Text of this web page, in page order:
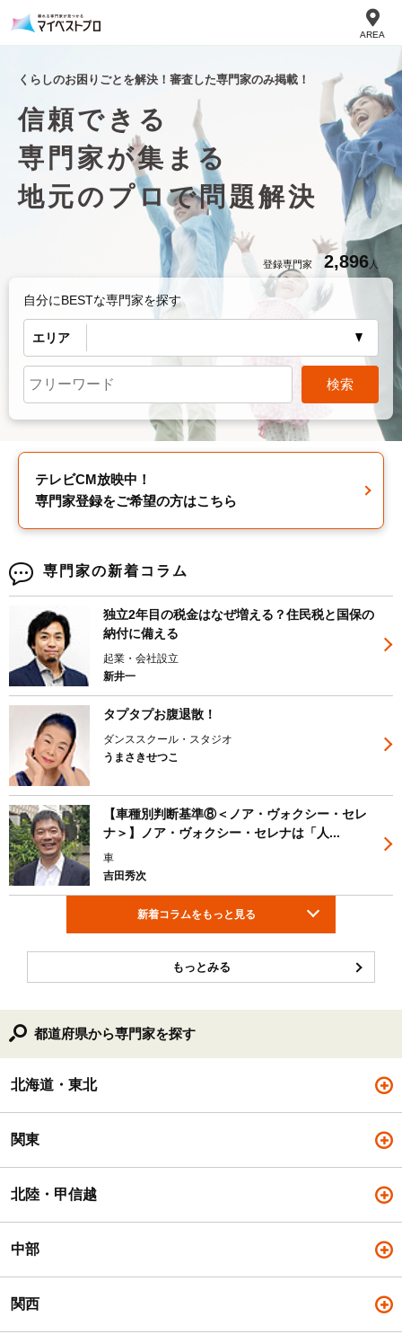
AREA
くらしのお困りごとを解決！審査した専門家のみ掲載！
信頼できる
専門家が集まる
地元のプロで問題解決
自分にBESTな専門家を探す
登録専門家 2,896 人
エリア
テレビCM放映中！
専門家登録をご希望の方はこちら
専門家の新着コラム
独立2年目の税金はなぜ増える？住民税と国保の
納付に備える
起業・会社設立
新井一
タプタプお腹退散！
ダンススクール・スタジオ
うまさきせつこ
【車種別判断基準⑧＜ノア・ヴォクシー・セレ
ナ＞】ノア・ヴォクシー・セレナは「人...
車
吉田秀次
新着コラムをもっと見る
もっとみる
都道府県から専門家を探す
北海道・東北
関東
北陸・甲信越
中部
関西